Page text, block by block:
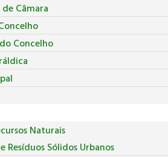
Câmara
Concelho
Naturais
Resíduos Sólidos Urbanos